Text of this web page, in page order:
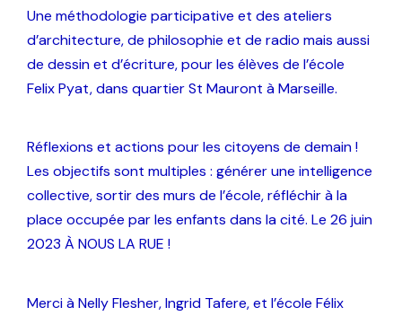
Une méthodologie participative et des ateliers
d’architecture, de philosophie et de radio mais aussi
de dessin et d’écriture, pour les élèves de l’école
Felix Pyat, dans quartier St Mauront à Marseille.
Réflexions et actions pour les citoyens de demain !
Les objectifs sont multiples : générer une intelligence
collective, sortir des murs de l’école, réfléchir à la
place occupée par les enfants dans la cité. Le 26 juin
2023 À NOUS LA RUE !
Merci à Nelly Flesher, Ingrid Tafere, et l’école Félix